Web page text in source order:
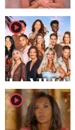
player2
player2